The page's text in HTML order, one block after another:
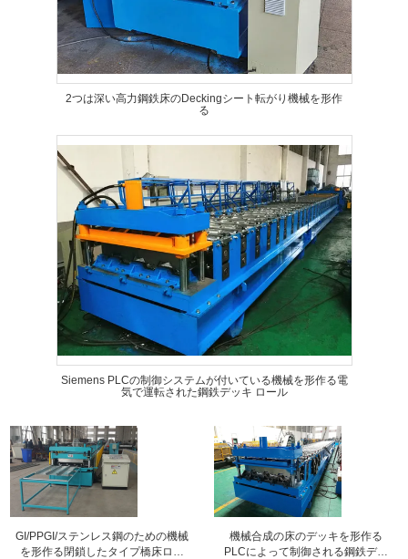
2つは深い高力鋼鉄床のDeckingシート転がり機械を形作
る
Siemens PLCの制御システムが付いている機械を形作る電
気で運転された鋼鉄デッキ ロール
GI/PPGI/ステンレス鋼のための機械
を形作る閉鎖したタイプ橋床ロー
機械合成の床のデッキを形作る
PLCによって制御される鋼鉄デッ